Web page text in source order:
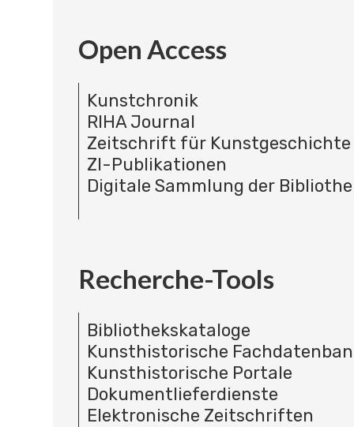
Open Access
Kunstchronik
RIHA Journal
Zeitschrift für Kunstgeschichte
ZI-Publikationen
Digitale Sammlung der
Recherche-Tools
Bibliothekskataloge
Kunsthistorische
Kunsthistorische Portale
Dokumentlieferdienste
Elektronische Zeitschriften